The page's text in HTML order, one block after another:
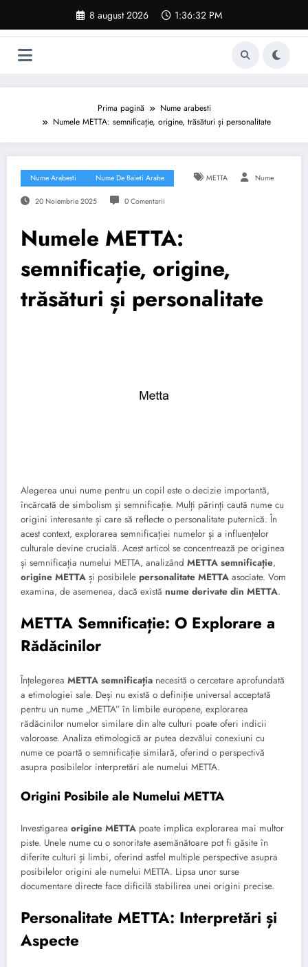
conținut
8 august 2026 1:36:33 PM
Prima pagină
Nume arabesti
Numele METTA: semnificație, origine, trăsături și personalitate
Nume Arabesti Nume De Baieti Arabe METTA Nume
20 Noiembrie 2025 0 Comentarii
Numele METTA:
semnificație, origine,
trăsături și personalitate
Alegerea unui nume pentru un copil este o decizie importantă,
încărcată de simbolism și semnificație. Mulți părinți caută nume cu
origini interesante și care să reflecte o personalitate puternică. În
acest context, explorarea semnificației numelor și a influențelor
culturale devine crucială. Acest articol se concentrează pe originea
și semnificația numelui METTA, analizând METTA semnificație,
origine METTA și posibilele personalitate METTA asociate. Vom
examina, de asemenea, dacă există nume derivate din METTA.
METTA Semnificație: O Explorare a
Rădăcinilor
Înțelegerea METTA semnificația necesită o cercetare aprofundată
a etimologiei sale. Deși nu există o definiție universal acceptată
pentru un nume „METTA” în limbile europene, explorarea
rădăcinilor numelor similare din alte culturi poate oferi indicii
valoroase. Analiza etimologică ar putea dezvălui conexiuni cu
nume ce poartă o semnificație similară, oferind o perspectivă
asupra posibilelor interpretări ale numelui METTA.
Origini Posibile ale Numelui METTA
Investigarea origine METTA poate implica explorarea mai multor
piste. Unele nume cu o sonoritate asemănătoare pot fi găsite în
diferite culturi și limbi, oferind astfel multiple perspective asupra
posibilelor origini ale numelui METTA. Lipsa unor surse
documentare directe face dificilă stabilirea unei origini precise.
Personalitate METTA: Interpretări și
Aspecte